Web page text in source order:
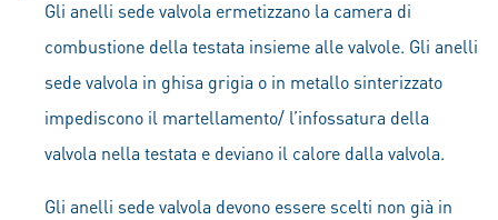
Gli anelli sede valvola ermetizzano la camera di
combustione della testata insieme alle valvole. Gli anelli
sede valvola in ghisa grigia o in metallo sinterizzato
impediscono il martellamento/ l’infossatura della
valvola nella testata e deviano il calore dalla valvola.
Gli anelli sede valvola devono essere scelti non già in